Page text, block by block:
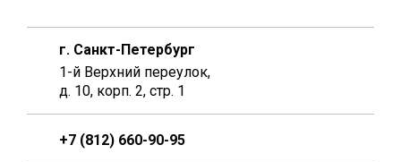
г. Санкт-Петербург
1-й Верхний переулок,
д. 10, корп. 2, стр. 1
+7 (812) 660-90-95